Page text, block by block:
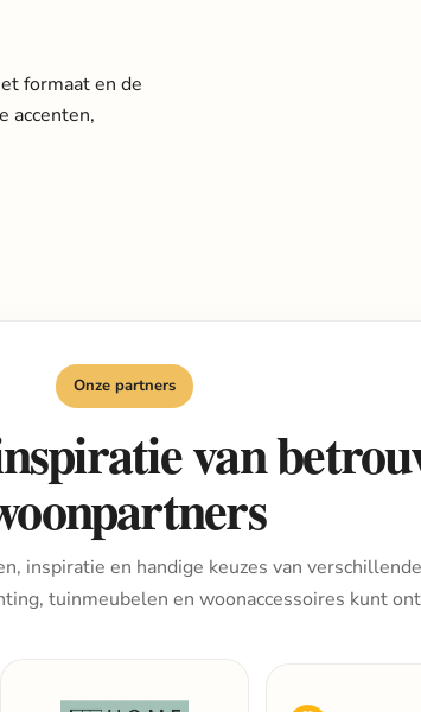
formaat en de
accenten,
Onze partners
van
inspiratie en handige keuzes van
tuinmeubelen en woonaccessoires kunt